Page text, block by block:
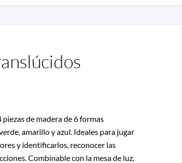
de madera de 6 formas
amarillo y azul. Ideales para jugar
y identificarlos, reconocer las
Combinable con la mesa de luz,